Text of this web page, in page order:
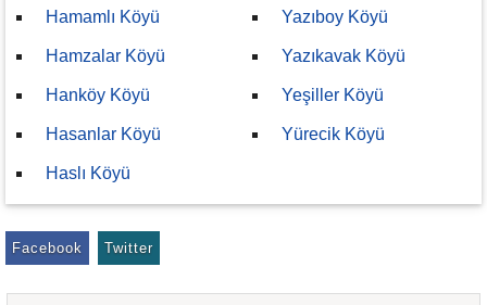
Hamamlı Köyü
Hamzalar Köyü
Hanköy Köyü
Hasanlar Köyü
Haslı Köyü
Yazıboy Köyü
Yazıkavak Köyü
Yeşiller Köyü
Yürecik Köyü
Facebook Twitter